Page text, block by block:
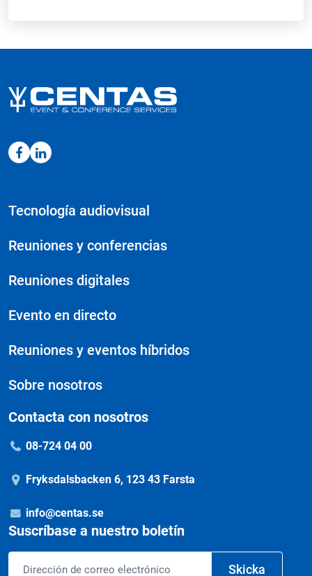
Tecnología audiovisual
Reuniones y conferencias
Reuniones digitales
Evento en directo
Reuniones y eventos híbridos
Sobre nosotros
Contacta con nosotros
08-724 04 00
Fryksdalsbacken 6, 123 43 Farsta
info@centas.se
Suscríbase a nuestro boletín
Skicka